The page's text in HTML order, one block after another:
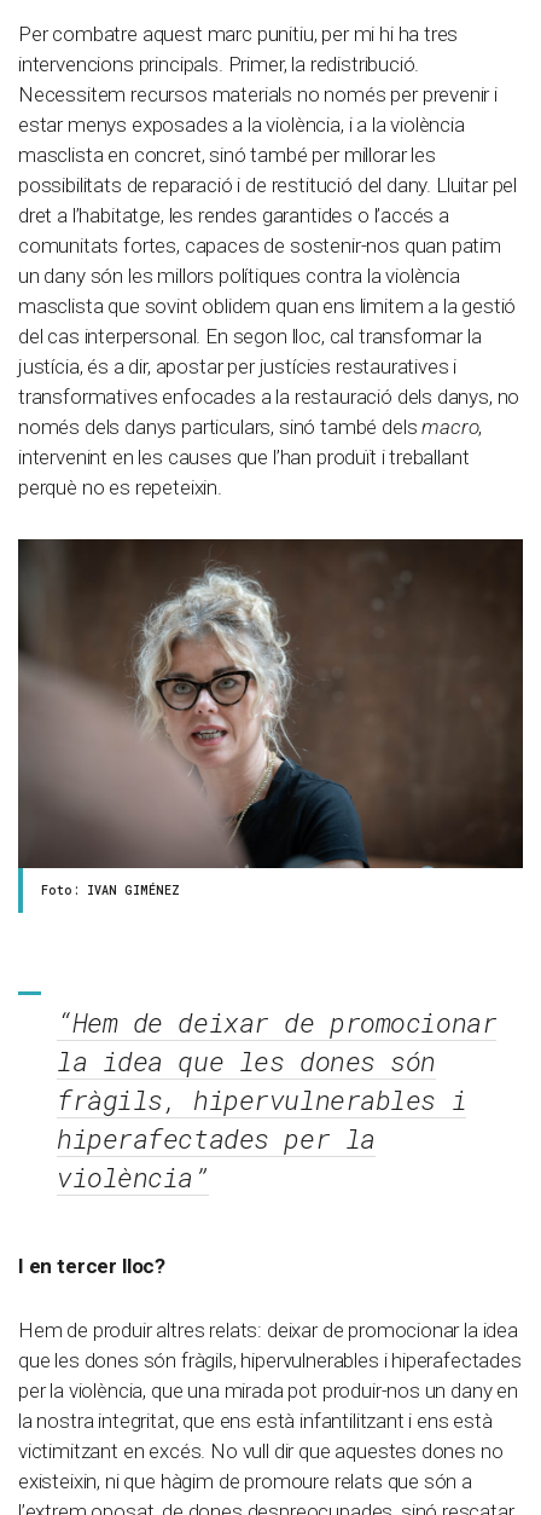
Per combatre aquest marc punitiu, per mi hi ha tres
intervencions principals. Primer, la redistribució.
Necessitem recursos materials no només per prevenir i
estar menys exposades a la violència, i a la violència
masclista en concret, sinó també per millorar les
possibilitats de reparació i de restitució del dany. Lluitar pel
dret a l’habitatge, les rendes garantides o l’accés a
comunitats fortes, capaces de sostenir-nos quan patim
un dany són les millors polítiques contra la violència
masclista que sovint oblidem quan ens limitem a la gestió
del cas interpersonal. En segon lloc, cal transformar la
justícia, és a dir, apostar per justícies restauratives i
transformatives enfocades a la restauració dels danys, no
només dels danys particulars, sinó també delsmacro,
intervenint en les causes que l’han produït i treballant
perquè no es repeteixin.
Foto: IVAN GIMÉNEZ
“Hem de deixar de promocionar
la idea que les dones són
fràgils, hipervulnerables i
hiperafectades per la
violència”
I en tercer lloc?
Hem de produir altres relats: deixar de promocionar la idea
que les dones són fràgils, hipervulnerables i hiperafectades
per la violència, que una mirada pot produir-nos un dany en
la nostra integritat, que ens està infantilitzant i ens està
victimitzant en excés. No vull dir que aquestes dones no
existeixin, ni que hàgim de promoure relats que són a